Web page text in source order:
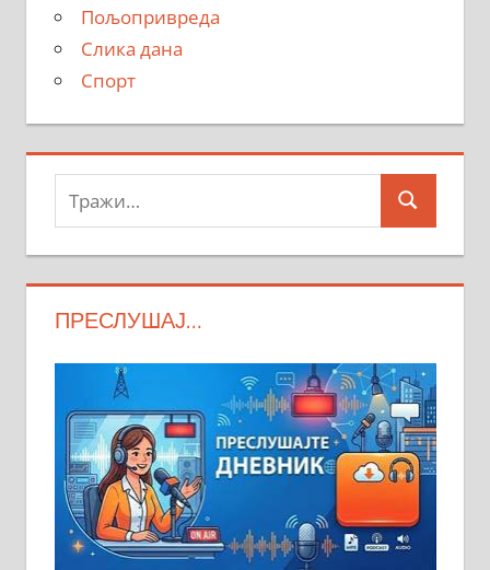
Пољопривреда
Слика дана
Спорт
Тражи:
Search
ПРЕСЛУШАЈ…